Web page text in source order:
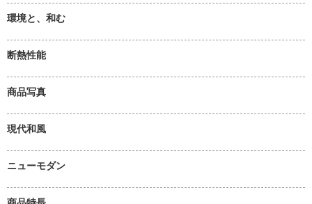
環境と、和む
断熱性能
商品写真
現代和風
ニューモダン